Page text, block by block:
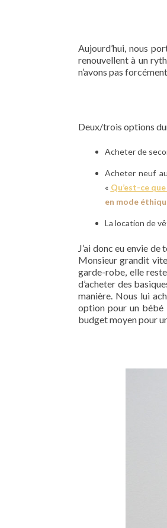
Aujourd’hui, nous
renouvellent à un
n’avons pas
Deux/trois options
Acheter de
Acheter neuf
« Qu’est-ce
en mode
La location de
J’ai donc eu envie
Monsieur grandit
garde-robe, elle
d’acheter des
manière. Nous lui
option pour un bébé
budget moyen pour